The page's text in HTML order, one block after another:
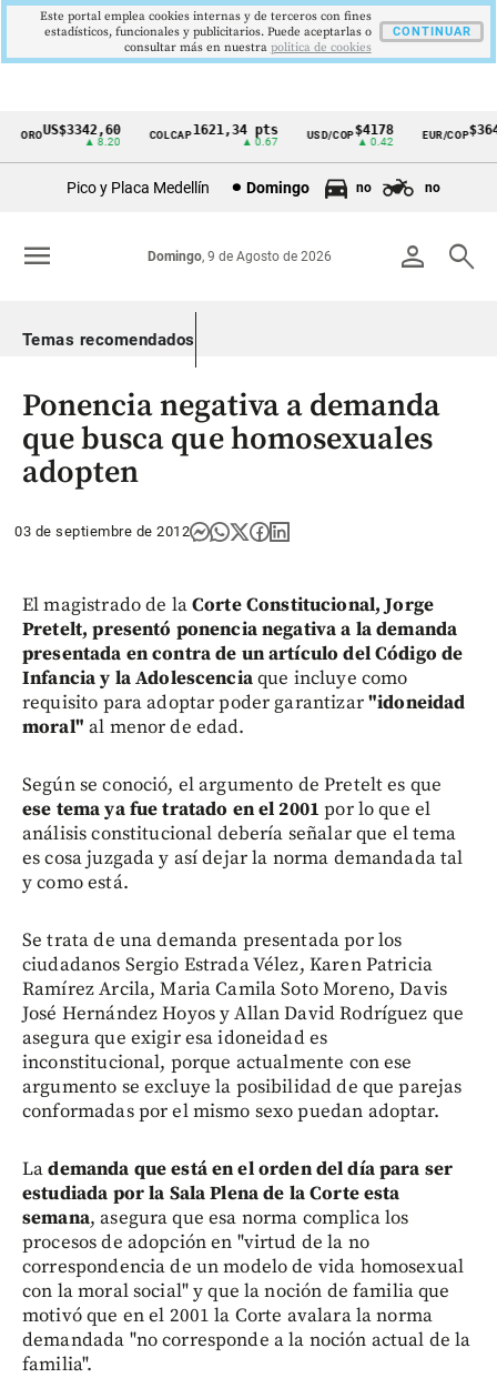
Cintillo
Colombia
OROUS$3342,60
▲ 8.20
COLCAP1621,34 pts
▲ 0.67
USD/COP$4178
▲ 0.42
EUR/COP$3648
Pico y Placa Medellín Domingo no no
person search
Domingo, 9 de Agosto de 2026
menu
Temas recomendados
Ponencia negativa a demanda
que busca que homosexuales
adopten
03 de septiembre de 2012
El magistrado de laCorte Constitucional, Jorge
Pretelt, presentó ponencia negativa a la demanda
presentada en contra de un artículo del Código de
Infancia y la Adolescenciaque incluye como
requisito para adoptar poder garantizar"idoneidad
moral" al menor de edad.
Según se conoció, el argumento de Pretelt es que
ese tema ya fue tratado en el 2001 por lo que el
análisis constitucional debería señalar que el tema
es cosa juzgada y así dejar la norma demandada tal
y como está.
Se trata de una demanda presentada por los
ciudadanos Sergio Estrada Vélez, Karen Patricia
Ramírez Arcila, Maria Camila Soto Moreno, Davis
José Hernández Hoyos y Allan David Rodríguez que
asegura que exigir esa idoneidad es
inconstitucional, porque actualmente con ese
argumento se excluye la posibilidad de que parejas
conformadas por el mismo sexo puedan adoptar.
Lademanda que está en el orden del día para ser
estudiada por la Sala Plena de la Corte esta
semana, asegura que esa norma complica los
procesos de adopción en "virtud de la no
correspondencia de un modelo de vida homosexual
con la moral social" y que la noción de familia que
motivó que en el 2001 la Corte avalara la norma
demandada "no corresponde a la noción actual de la
familia".
Este portal emplea cookies internas y de terceros con fines
estadísticos, funcionales y publicitarios. Puede aceptarlas o
consultar más en nuestra politica de cookies
CONTINUAR